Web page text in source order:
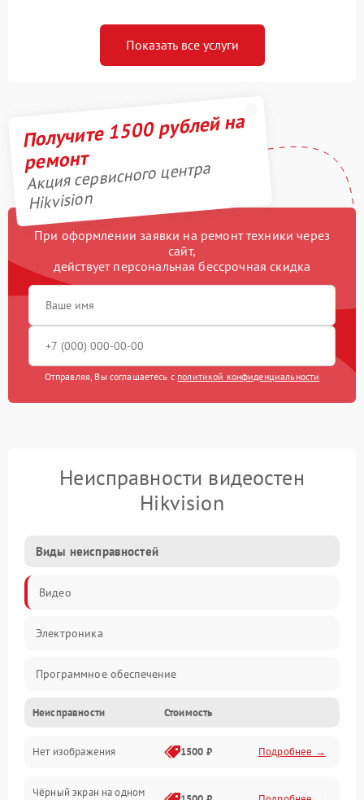
Показать все услуги
Получите 1500 рублей на
ремонт
Акция сервисного центра
Hikvision
При оформлении заявки на ремонт техники через
сайт,
действует персональная бессрочная скидка
Отправляя, Вы соглашаетесь с политикой конфиденциальности
Неисправности видеостен
Hikvision
Виды неисправностей
Видео
Электроника
Программное обеспечение
Калибровка
Электропитание
Аппаратная
Неисправности Стоимость
Нет изображения 1500 ₽ Подробнее →
Чёрный экран на одном